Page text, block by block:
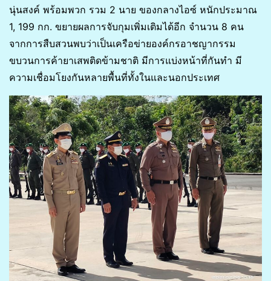
นุ่นสงค์ พร้อมพวก รวม 2 นาย ของกลางไอซ์ หนักประมาณ
1, 199 กก. ขยายผลการจับกุมเพิ่มเติมได้อีก จำนวน 8 คน
จากการสืบสวนพบว่าเป็นเครือข่ายองค์กรอาชญากรรม
ขบวนการค้ายาเสพติดข้ามชาติ มีการแบ่งหน้าที่กันทำ มี
ความเชื่อมโยงกันหลายพื้นที่ทั้งในและนอกประเทศ